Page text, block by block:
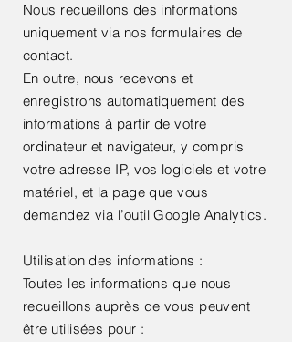
Nous recueillons des informations
uniquement via nos formulaires de
contact.
En outre, nous recevons et
enregistrons automatiquement des
informations à partir de votre
ordinateur et navigateur, y compris
votre adresse IP, vos logiciels et votre
matériel, et la page que vous
demandez via l’outil Google Analytics.
Utilisation des informations :
Toutes les informations que nous
recueillons auprès de vous peuvent
être utilisées pour :